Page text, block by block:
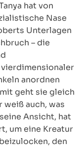
hat von
Nase
Unterlagen
– die
anordnen
geht sie gleich
weiß auch, was
Ansicht, hat
um eine Kreatur
den